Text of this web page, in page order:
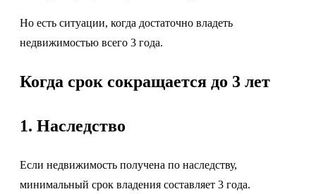
Но есть ситуации, когда достаточно владеть
недвижимостью всего 3 года.
Когда срок сокращается до 3 лет
1. Наследство
Если недвижимость получена по наследству,
минимальный срок владения составляет 3 года.